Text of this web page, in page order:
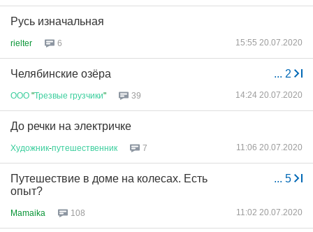
Русь изначальная
rielter 6 15:55 20.07.2020
... 2
Челябинские озёра
ООО "Трезвые грузчики" 39 14:24 20.07.2020
До речки на электричке
Художник-путешественник 7 11:06 20.07.2020
... 5
Путешествие в доме на колесах. Есть
опыт?
Mamaika 108 11:02 20.07.2020